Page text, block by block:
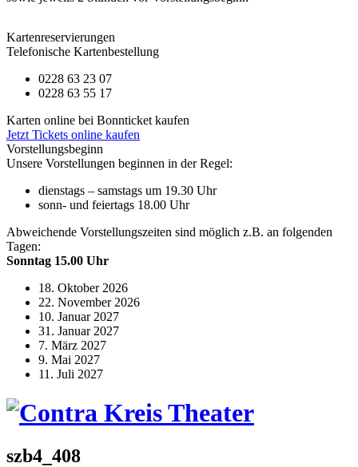
Kartenreservierungen
Telefonische Kartenbestellung
0228 63 23 07
0228 63 55 17
Karten online bei Bonnticket kaufen
Jetzt Tickets online kaufen
Vorstellungsbeginn
Unsere Vorstellungen beginnen in der Regel:
dienstags – samstags um 19.30 Uhr
sonn- und feiertags 18.00 Uhr
Abweichende Vorstellungszeiten sind möglich z.B. an folgenden
Tagen:
Sonntag 15.00 Uhr
18. Oktober 2026
22. November 2026
10. Januar 2027
31. Januar 2027
7. März 2027
9. Mai 2027
11. Juli 2027
szb4_408